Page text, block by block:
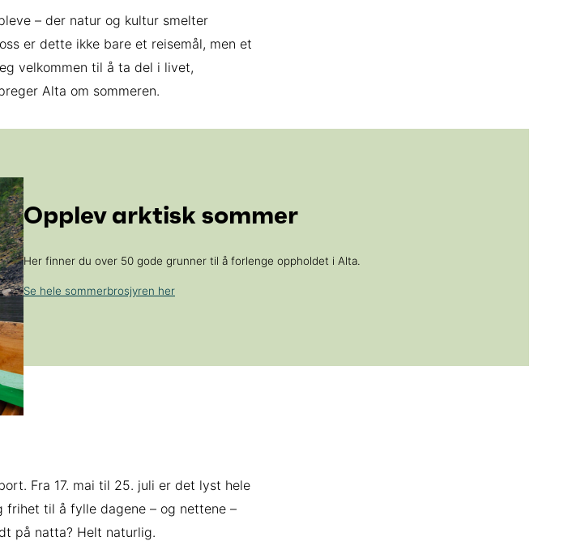
– der natur og kultur smelter
er dette ikke bare et reisemål, men et
velkommen til å ta del i livet,
Alta om sommeren.
Opplev arktisk sommer
Her finner du over 50 gode grunner til å forlenge oppholdet i Alta.
Se hele sommerbrosjyren her
Fra 17. mai til 25. juli er det lyst hele
frihet til å fylle dagene – og nettene –
på natta? Helt naturlig.